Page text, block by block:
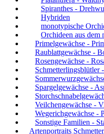
Spiranthes -
Hybriden
monotypische
Orchideen aus dem
Primelgewächse -
Raublattgewächse -
Rosengewächse -
Schmetterlingsblütler
Spargelgewächse -
Veilchengewächse -
Wegerichgewächse -
Sonstige Familien -
Artenportraits